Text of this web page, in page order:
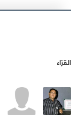
القرّاء